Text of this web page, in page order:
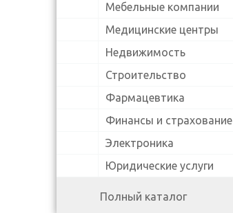
Мебельные компании
Медицинские центры
Недвижимость
Строительство
Фармацевтика
Финансы и страхование
Электроника
Юридические услуги
Полный каталог